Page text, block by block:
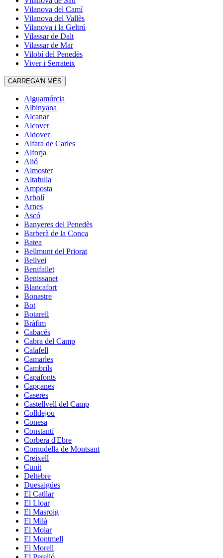
Vilanova del Camí
Vilanova del Vallès
Vilanova i la Geltrú
Vilassar de Dalt
Vilassar de Mar
Vilobí del Penedès
Viver i Serrateix
CARREGA'N MÉS
Aiguamúrcia
Albinyana
Alcanar
Alcover
Aldover
Alfara de Carles
Alforja
Alió
Almoster
Altafulla
Amposta
Arbolí
Arnes
Ascó
Banyeres del Penedès
Barberà de la Conca
Batea
Bellmunt del Priorat
Bellvei
Benifallet
Benissanet
Blancafort
Bonastre
Bot
Botarell
Bràfim
Cabacés
Cabra del Camp
Calafell
Camarles
Cambrils
Capafonts
Capçanes
Caseres
Castellvell del Camp
Colldejou
Conesa
Constantí
Corbera d'Ebre
Cornudella de Montsant
Creixell
Cunit
Deltebre
Duesaigües
El Catllar
El Lloar
El Masroig
El Milà
El Molar
El Montmell
El Morell